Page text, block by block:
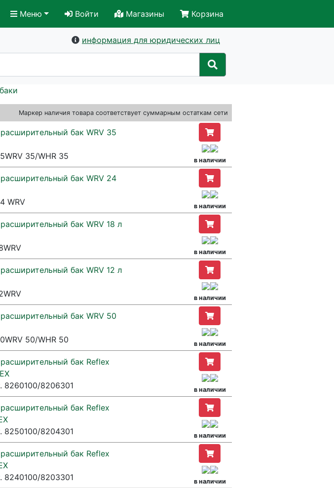
Меню Войти Магазины Корзина
информация для юридических лиц
Маркер наличия товара соответствует суммарным остаткам сети
бак WRV 35
35/WHR 35
в наличии
бак WRV 24
WRV
в наличии
бак WRV 18 л
в наличии
бак WRV 12 л
в наличии
бак WRV 50
50/WHR 50
в наличии
бак Reflex
8260100/8206301
в наличии
бак Reflex
8250100/8204301
в наличии
бак Reflex
8240100/8203301
в наличии